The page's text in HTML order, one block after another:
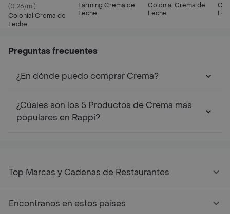
(0.26/ml)
Colonial Crema de
Leche
Farming Crema de
Leche
Colonial Crema de
Leche
Preguntas frecuentes
¿En dónde puedo comprar Crema?
¿Cúales son los 5 Productos de Crema mas
populares en Rappi?
Top Marcas y Cadenas de Restaurantes
Encontranos en estos países